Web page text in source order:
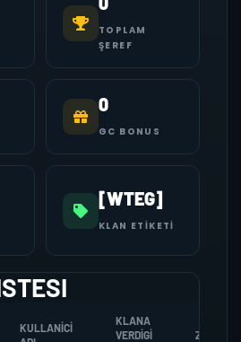
TOPLAM
ŞEREF
0
GC BONUS
[WTEG]
KLAN ETIKETI
KULLANICI
KLANA
VERDIGI
ZOMBI